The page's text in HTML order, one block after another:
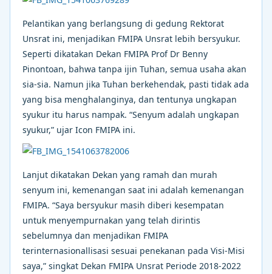
Pelantikan yang berlangsung di gedung Rektorat
Unsrat ini, menjadikan FMIPA Unsrat lebih bersyukur.
Seperti dikatakan Dekan FMIPA Prof Dr Benny
Pinontoan, bahwa tanpa ijin Tuhan, semua usaha akan
sia-sia. Namun jika Tuhan berkehendak, pasti tidak ada
yang bisa menghalanginya, dan tentunya ungkapan
syukur itu harus nampak. “Senyum adalah ungkapan
syukur,” ujar Icon FMIPA ini.
Lanjut dikatakan Dekan yang ramah dan murah
senyum ini, kemenangan saat ini adalah kemenangan
FMIPA. “Saya bersyukur masih diberi kesempatan
untuk menyempurnakan yang telah dirintis
sebelumnya dan menjadikan FMIPA
terinternasionallisasi sesuai penekanan pada Visi-Misi
saya,” singkat Dekan FMIPA Unsrat Periode 2018-2022